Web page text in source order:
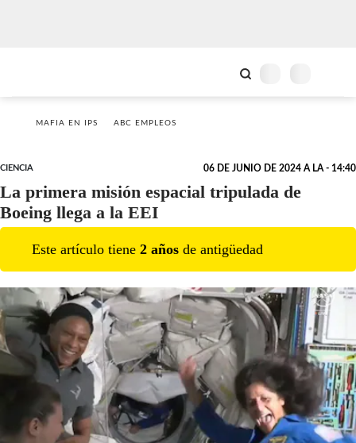
MAFIA EN IPS ABC EMPLEOS
CIENCIA 06 DE JUNIO DE 2024 A LA - 14:40
La primera misión espacial tripulada de
Boeing llega a la EEI
Este artículo tiene 2 años de antigüedad